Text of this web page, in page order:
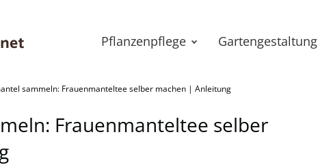
Pflanzenpflege Gartengestaltung
sammeln: Frauenmanteltee selber machen | Anleitung
Frauenmanteltee selber